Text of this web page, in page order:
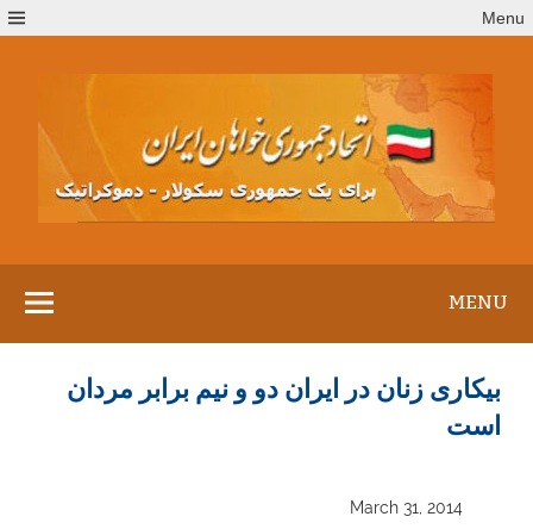
to
Menu
MENU
بیکاری زنان در ایران دو و نیم برابر مردان
است
March 31, 2014